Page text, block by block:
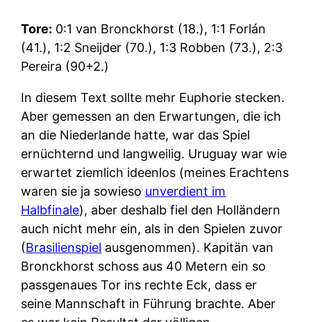
Tore: 0:1 van Bronckhorst (18.), 1:1 Forlán
(41.), 1:2 Sneijder (70.), 1:3 Robben (73.), 2:3
Pereira (90+2.)
In diesem Text sollte mehr Euphorie stecken.
Aber gemessen an den Erwartungen, die ich
an die Niederlande hatte, war das Spiel
ernüchternd und langweilig. Uruguay war wie
erwartet ziemlich ideenlos (meines Erachtens
waren sie ja sowieso unverdient im
Halbfinale), aber deshalb fiel den Holländern
auch nicht mehr ein, als in den Spielen zuvor
(Brasilienspiel ausgenommen). Kapitän van
Bronckhorst schoss aus 40 Metern ein so
passgenaues Tor ins rechte Eck, dass er
seine Mannschaft in Führung brachte. Aber